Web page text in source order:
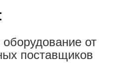
от
поставщиков